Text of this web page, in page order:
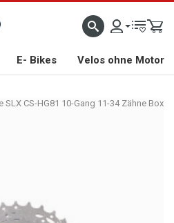
AN RENNRÄDERN, GRAVEL, E-BIKES UND
E- Bikes Velos ohne Motor
SLX CS-HG81 10-Gang 11-34 Zähne Box